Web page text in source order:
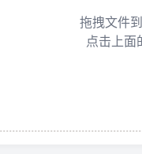
拖拽文件
点击上面